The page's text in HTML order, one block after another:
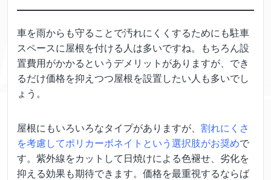
車を雨からも守ることで汚れにくくするためにも駐車
スペースに屋根を付ける人は多いですね。もちろん設
置費用がかかるというデメリットがありますが、でき
るだけ価格を抑えつつ屋根を設置したい人も多いでし
ょう。
屋根にもいろいろなタイプがありますが、 割れにくさ
を考慮してポリカーボネイトという選択肢がお奨めで
す。紫外線をカットして日焼けによる色褪せ、劣化を
抑える効果も期待できます。価格を最重視するならば